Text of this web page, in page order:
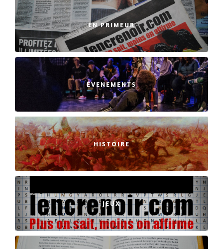
EN PRIMEUR
EVENEMENTS
HISTOIRE
JEUX